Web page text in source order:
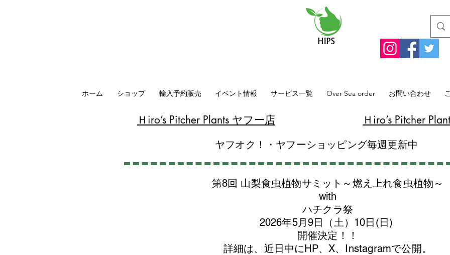
ホーム ショップ 輸入予約販売 イベント情報 サービス一覧 Over Sea order お問い合わせ
​Ｈiro’s Pitcher Plants ヤフー店 Ｈiro’s Pitcher
ヤフオク！・ヤフーショッピング毎週更新中
第8回 山梨食虫植物サミット～燃え上れ食虫植物～
with
​ハチクラ祭
2026年5月9日（土）10日(日)
​開催決定！！
詳細は、近日中にHP、X、Instagramで公開。